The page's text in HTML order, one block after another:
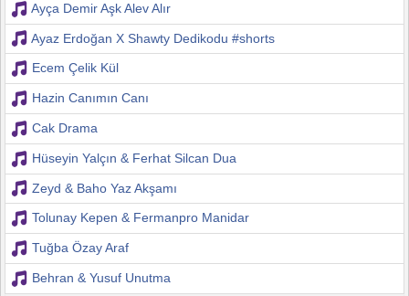
Ayça Demir Aşk Alev Alır
Ayaz Erdoğan X Shawty Dedikodu #shorts
Ecem Çelik Kül
Hazin Canımın Canı
Cak Drama
Hüseyin Yalçın & Ferhat Silcan Dua
Zeyd & Baho Yaz Akşamı
Tolunay Kepen & Fermanpro Manidar
Tuğba Özay Araf
Behran & Yusuf Unutma